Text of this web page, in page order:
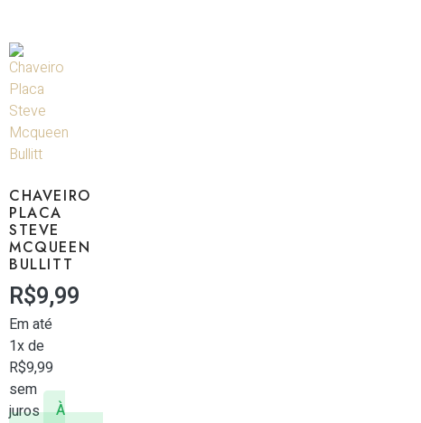
CHAVEIRO
PLACA
STEVE
MCQUEEN
BULLITT
R$9,99
Em até
1x de
R$9,99
sem
juros
À